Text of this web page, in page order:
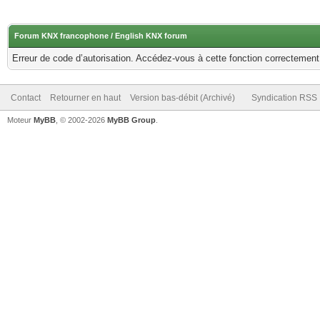
Forum KNX francophone / English KNX forum
Erreur de code d’autorisation. Accédez-vous à cette fonction
Contact Retourner en haut Version bas-débit (Archivé) Syndication RSS
Moteur MyBB , © 2002-2026 MyBB Group